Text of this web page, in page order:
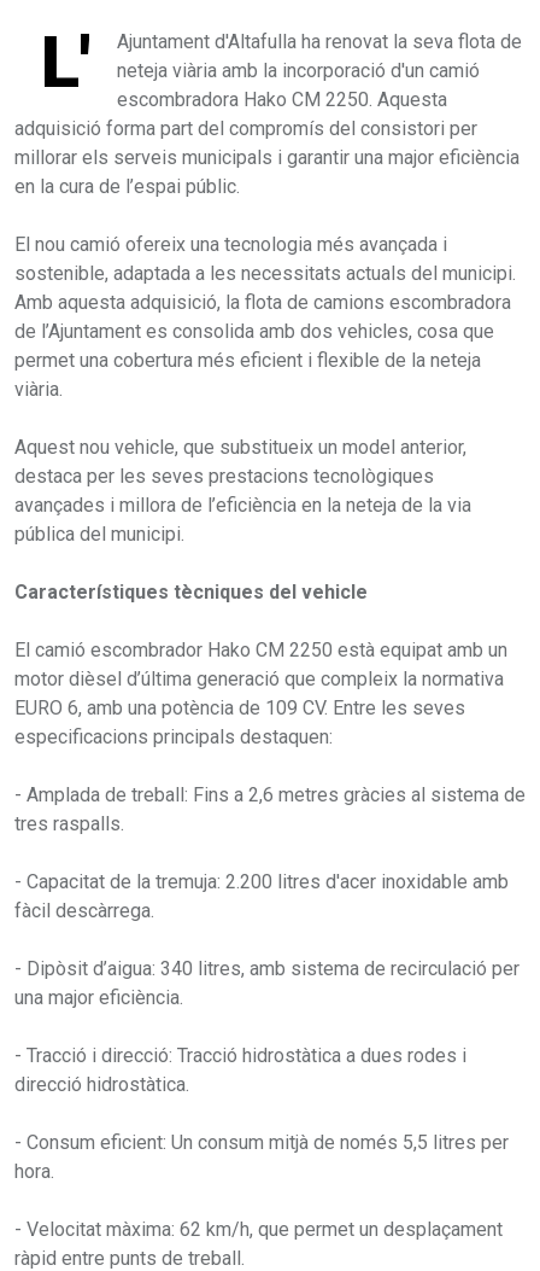
L'
Ajuntament d'Altafulla ha renovat la seva flota de
neteja viària amb la incorporació d'un camió
escombradora Hako CM 2250. Aquesta
adquisició forma part del compromís del consistori per
millorar els serveis municipals i garantir una major eficiència
en la cura de l’espai públic.
El nou camió ofereix una tecnologia més avançada i
sostenible, adaptada a les necessitats actuals del municipi.
Amb aquesta adquisició, la flota de camions escombradora
de l’Ajuntament es consolida amb dos vehicles, cosa que
permet una cobertura més eficient i flexible de la neteja
viària.
Aquest nou vehicle, que substitueix un model anterior,
destaca per les seves prestacions tecnològiques
avançades i millora de l’eficiència en la neteja de la via
pública del municipi.
Característiques tècniques del vehicle
El camió escombrador Hako CM 2250 està equipat amb un
motor dièsel d’última generació que compleix la normativa
EURO 6, amb una potència de 109 CV. Entre les seves
especificacions principals destaquen:
- Amplada de treball: Fins a 2,6 metres gràcies al sistema de
tres raspalls.
- Capacitat de la tremuja: 2.200 litres d'acer inoxidable amb
fàcil descàrrega.
- Dipòsit d’aigua: 340 litres, amb sistema de recirculació per
una major eficiència.
- Tracció i direcció: Tracció hidrostàtica a dues rodes i
direcció hidrostàtica.
- Consum eficient: Un consum mitjà de només 5,5 litres per
hora.
- Velocitat màxima: 62 km/h, que permet un desplaçament
ràpid entre punts de treball.